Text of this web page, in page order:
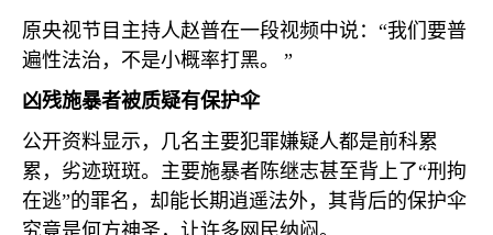
原央视节目主持人赵普在一段视频中说：“我们要普
遍性法治，不是小概率打黑。
”
凶残施暴者被质疑有保护伞
公开资料显示，几名主要犯罪嫌疑人都是前科累
累，劣迹斑斑。主要施暴者陈继志甚至背上了“刑拘
在逃”的罪名，却能长期逍遥法外，其背后的保护伞
究竟是何方神圣，让许多网民纳闷。